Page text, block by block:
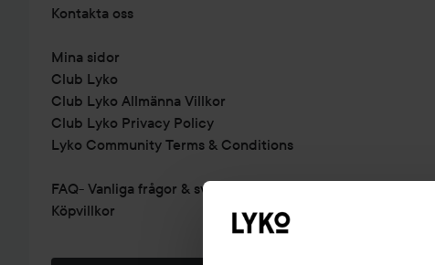
Kontakta oss
Mina sidor
Club Lyko
Club Lyko Allmänna Villkor
Club Lyko Privacy Policy
Lyko Community Terms & Conditions
FAQ- Vanliga frågor & svar
Köpvillkor